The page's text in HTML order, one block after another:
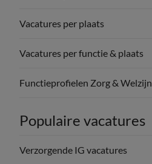
Vacatures per plaats
Vacatures per functie & plaats
Functieprofielen Zorg & Welzijn
Populaire vacatures
Verzorgende IG vacatures